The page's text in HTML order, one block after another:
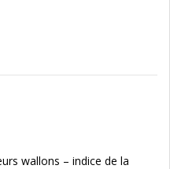
wallons – indice de la